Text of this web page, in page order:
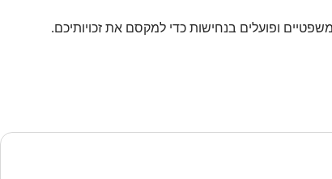
ופועלים בנחישות כדי למקסם את זכויותיכם.